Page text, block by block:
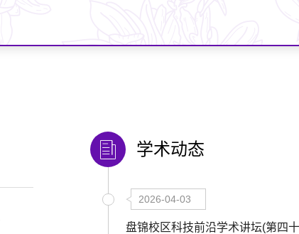
学术动态
2026-04-03
盘锦校区科技前沿学术讲坛(第四